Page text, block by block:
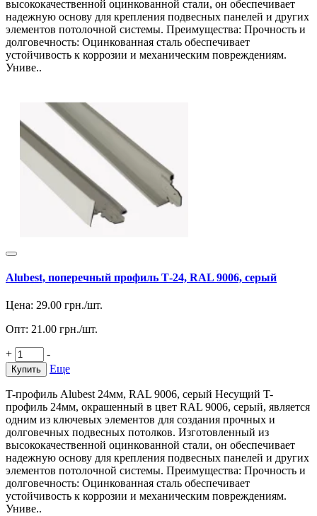
высококачественной оцинкованной стали, он обеспечивает
надежную основу для крепления подвесных панелей и других
элементов потолочной системы. Преимущества: Прочность и
долговечность: Оцинкованная сталь обеспечивает
устойчивость к коррозии и механическим повреждениям.
Униве..
Alubest, поперечный профиль Т-24, RAL 9006, серый
Цена: 29.00 грн./шт.
Опт: 21.00 грн./шт.
+ -
Купить Еще
T-профиль Alubest 24мм, RAL 9006, серый Несущий T-
профиль 24мм, окрашенный в цвет RAL 9006, серый, является
одним из ключевых элементов для создания прочных и
долговечных подвесных потолков. Изготовленный из
высококачественной оцинкованной стали, он обеспечивает
надежную основу для крепления подвесных панелей и других
элементов потолочной системы. Преимущества: Прочность и
долговечность: Оцинкованная сталь обеспечивает
устойчивость к коррозии и механическим повреждениям.
Униве..